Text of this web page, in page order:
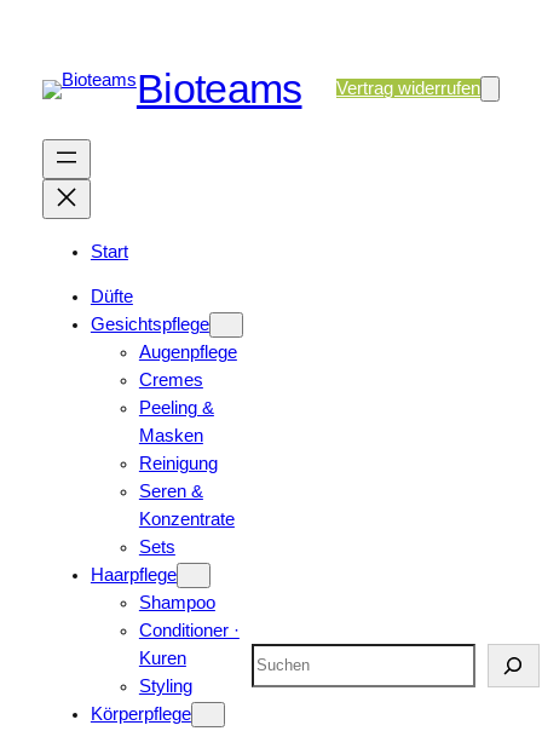
Bioteams Vertrag widerrufen
Start
Düfte
Gesichtspflege
Augenpflege
Cremes
Peeling &
Masken
Reinigung
Seren &
Konzentrate
Sets
Haarpflege
Shampoo
Conditioner ·
Kuren
Styling
Körperpflege
Suchen